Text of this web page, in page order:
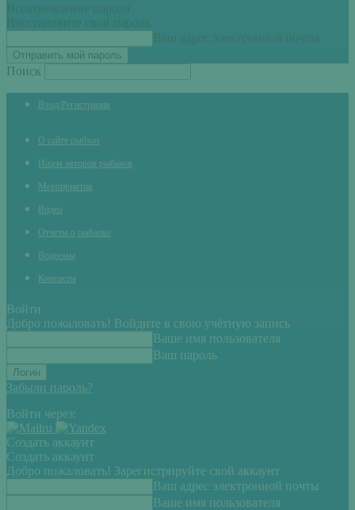
Всоатновление пароля
Восстановите свой пароль
Ваш адрес электронной почты
Поиск
Вход/Регистрация
О сайте рыбхоз
Ищем авторов рыбаков
Мероприятия
Видео
Отчеты о рыбалке
Водоемы
Контакты
Войти
Добро пожаловать! Войдите в свою учётную запись
Ваше имя пользователя
Ваш пароль
Забыли пароль?
Войти через:
Создать аккаунт
Создать аккаунт
Добро пожаловать! Зарегистрируйте свой аккаунт
Ваш адрес электронной почты
Ваше имя пользователя